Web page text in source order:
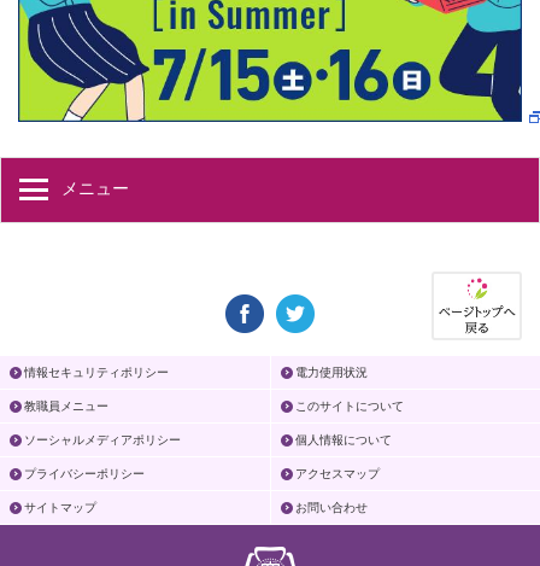
メニュー
情報セキュリティポリシー 電力使用状況
教職員メニュー このサイトについて
ソーシャルメディアポリシー 個人情報について
プライバシーポリシー アクセスマップ
サイトマップ お問い合わせ